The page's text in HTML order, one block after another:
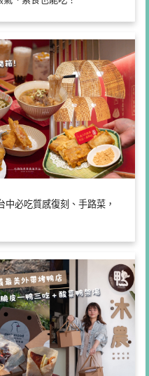
必吃質感復刻、手路菜，